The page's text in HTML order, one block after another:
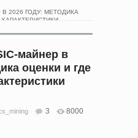
2026 ГОДУ: МЕТОДИКА
майнер в
оценки и где
3
8000